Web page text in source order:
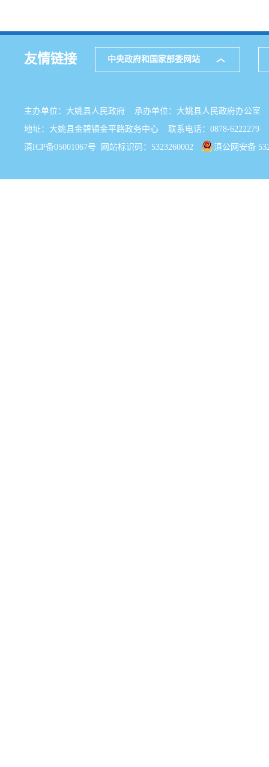
友情链接 中央政府和国家部委网站
主办单位：大姚县人民政府 承办单位：大姚县人民政府办公
地址：大姚县金碧镇金平路政务中心 联系电话：0878-6222279
滇ICP备05001067号 网站标识码：5323260002 滇公网安备